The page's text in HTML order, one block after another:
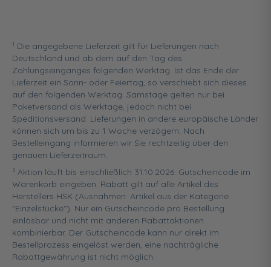
1 Die angegebene Lieferzeit gilt für Lieferungen nach
Deutschland und ab dem auf den Tag des
Zahlungseinganges folgenden Werktag. Ist das Ende der
Lieferzeit ein Sonn- oder Feiertag, so verschiebt sich dieses
auf den folgenden Werktag. Samstage gelten nur bei
Paketversand als Werktage, jedoch nicht bei
Speditionsversand. Lieferungen in andere europäische Länder
können sich um bis zu 1 Woche verzögern. Nach
Bestelleingang informieren wir Sie rechtzeitig über den
genauen Lieferzeitraum.
3 Aktion läuft bis einschließlich 31.10.2026. Gutscheincode im
Warenkorb eingeben. Rabatt gilt auf alle Artikel des
Herstellers HSK (Ausnahmen: Artikel aus der Kategorie
"Einzelstücke"). Nur ein Gutscheincode pro Bestellung
einlösbar und nicht mit anderen Rabattaktionen
kombinierbar. Der Gutscheincode kann nur direkt im
Bestellprozess eingelöst werden, eine nachträgliche
Rabattgewährung ist nicht möglich.